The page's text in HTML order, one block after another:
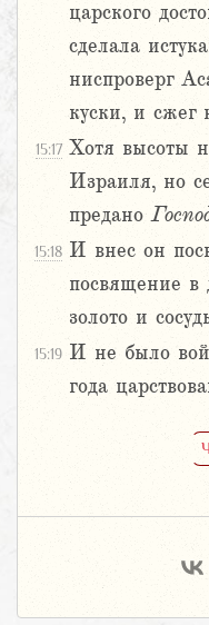
царского
сделала
ниспроверг
куски, и сжег
15:17 Хотя высоты
Израиля, но
предано
15:18 И внес он
посвящение
золото и
15:19 И не было
года